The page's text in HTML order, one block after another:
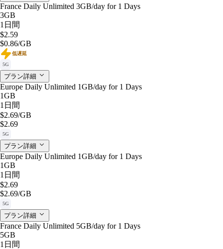
France Daily Unlimited 3GB/day for 1 Days
3GB
1日間
$2.59
$0.86/GB
低遅延
5G
プラン詳細
Europe Daily Unlimited 1GB/day for 1 Days
1GB
1日間
$2.69/GB
$2.69
5G
プラン詳細
Europe Daily Unlimited 1GB/day for 1 Days
1GB
1日間
$2.69
$2.69/GB
5G
プラン詳細
France Daily Unlimited 5GB/day for 1 Days
5GB
1日間